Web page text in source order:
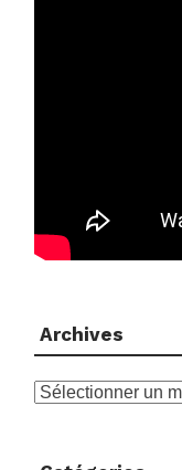
Archives
Archives